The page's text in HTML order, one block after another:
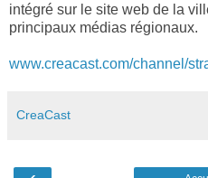
intégré sur le site web de la
principaux médias régionaux.
www.creacast.com/channel/
CreaCast